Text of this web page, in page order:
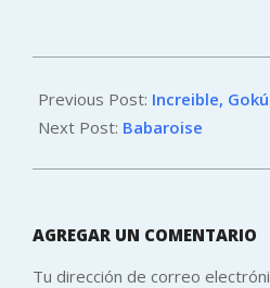
07-
31
Previous Post: Increible,
Next Post: Babaroise
AGREGAR UN COMENTARIO
Tu dirección de correo